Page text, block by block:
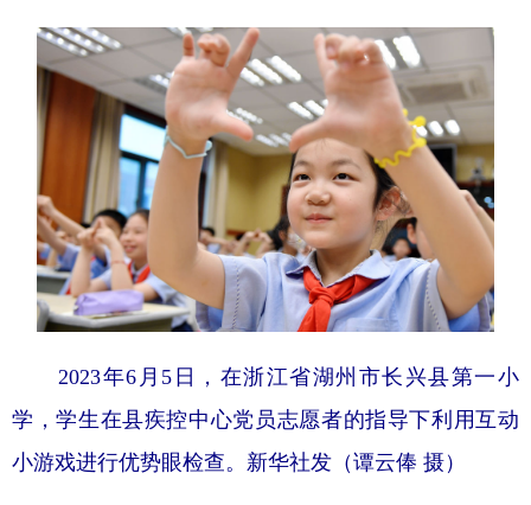
2023年6月5日，在浙江省湖州市长兴县第一小
学，学生在县疾控中心党员志愿者的指导下利用互动
小游戏进行优势眼检查。 新华社发（谭云俸 摄）